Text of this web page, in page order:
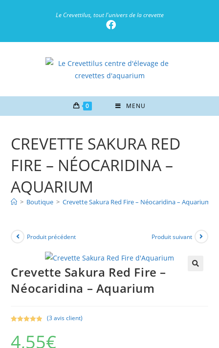
Le Crevettilus, tout l'univers de la crevette
0 MENU
CREVETTE SAKURA RED
FIRE – NÉOCARIDINA –
AQUARIUM
> Boutique > Crevette Sakura Red Fire – Néocaridina – Aquarium
Produit précédent Produit suivant
Crevette Sakura Red Fire –
Néocaridina – Aquarium
sur 5
basé sur
(3avis client)
4,55€